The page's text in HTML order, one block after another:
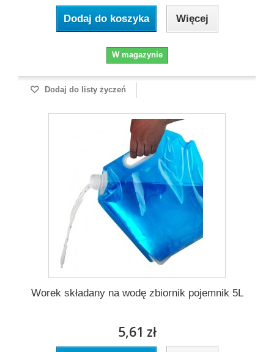
Dodaj do koszyka Więcej
W magazynie
Dodaj do listy życzeń
Worek składany na wodę zbiornik pojemnik 5L
5,61 zł